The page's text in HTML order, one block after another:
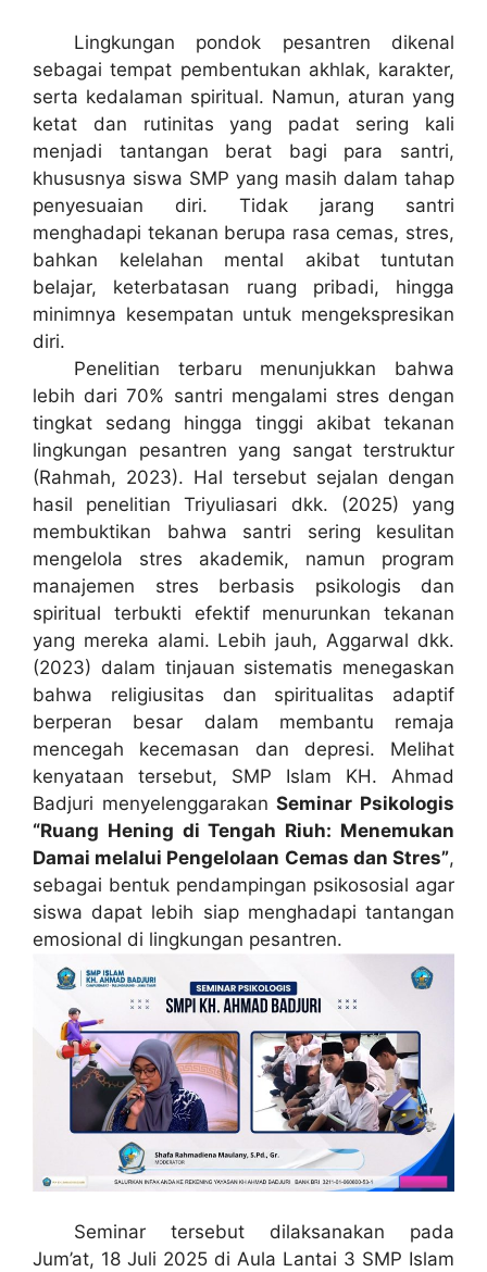
Lingkungan pondok pesantren dikenal
sebagai tempat pembentukan akhlak, karakter,
serta kedalaman spiritual. Namun, aturan yang
ketat dan rutinitas yang padat sering kali
menjadi tantangan berat bagi para santri,
khususnya siswa SMP yang masih dalam tahap
penyesuaian diri. Tidak jarang santri
menghadapi tekanan berupa rasa cemas, stres,
bahkan kelelahan mental akibat tuntutan
belajar, keterbatasan ruang pribadi, hingga
minimnya kesempatan untuk mengekspresikan
diri.
Penelitian terbaru menunjukkan bahwa
lebih dari 70% santri mengalami stres dengan
tingkat sedang hingga tinggi akibat tekanan
lingkungan pesantren yang sangat terstruktur
(Rahmah, 2023). Hal tersebut sejalan dengan
hasil penelitian Triyuliasari dkk. (2025) yang
membuktikan bahwa santri sering kesulitan
mengelola stres akademik, namun program
manajemen stres berbasis psikologis dan
spiritual terbukti efektif menurunkan tekanan
yang mereka alami. Lebih jauh, Aggarwal dkk.
(2023) dalam tinjauan sistematis menegaskan
bahwa religiusitas dan spiritualitas adaptif
berperan besar dalam membantu remaja
mencegah kecemasan dan depresi. Melihat
kenyataan tersebut, SMP Islam KH. Ahmad
Badjuri menyelenggarakanSeminar Psikologis
“Ruang Hening di Tengah Riuh: Menemukan
Damai melalui Pengelolaan Cemas dan Stres”,
sebagai bentuk pendampingan psikososial agar
siswa dapat lebih siap menghadapi tantangan
emosional di lingkungan pesantren.
Seminar tersebut dilaksanakan pada
Jum’at, 18 Juli 2025 di Aula Lantai 3 SMP Islam